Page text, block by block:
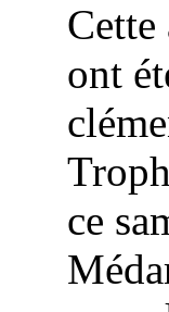
Cette
ont
ce